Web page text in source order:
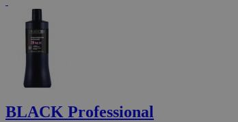
BLACK Professional